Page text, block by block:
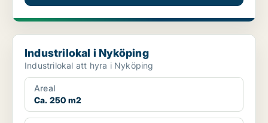
Industrilokal i Nyköping
Industrilokal i Nyköping
Industrilokal att hyra i Nyköping
Areal
Ca. 250 m2